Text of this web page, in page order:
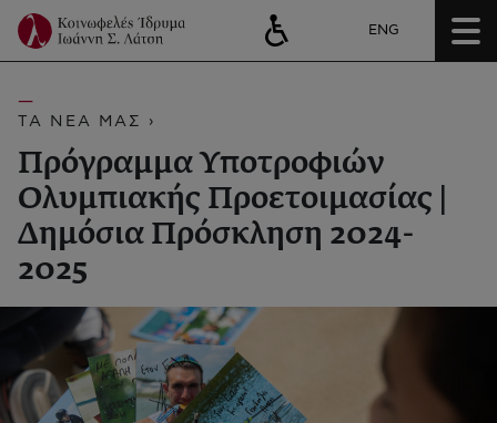
ENG
ΤΑ ΝΕΑ ΜΑΣ ›
Πρόγραμμα Υποτροφιών
Ολυμπιακής Προετοιμασίας |
Δημόσια Πρόσκληση 2024-
2025